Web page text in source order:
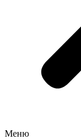
Меню